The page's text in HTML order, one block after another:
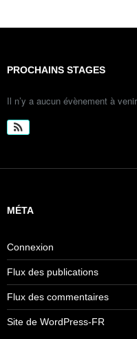
PROCHAINS STAGES
Il n’y a aucun évènement à venir.
MÉTA
Connexion
Flux des publications
Flux des commentaires
Site de WordPress-FR